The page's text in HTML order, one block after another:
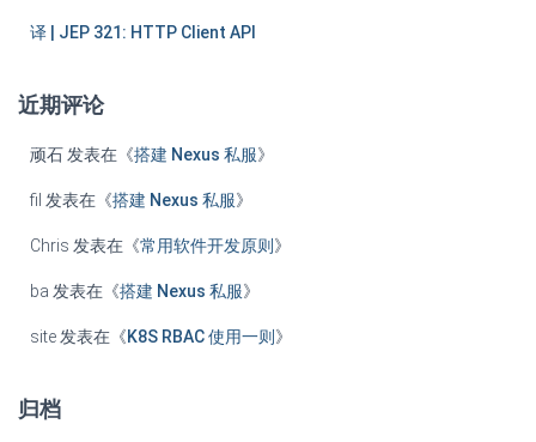
译 | JEP 321: HTTP Client API
近期评论
顽石 发表在《搭建 Nexus 私服》
fil 发表在《搭建 Nexus 私服》
Chris 发表在《常用软件开发原则 》
ba 发表在《搭建 Nexus 私服》
site 发表在《K8S RBAC 使用一则 》
归档